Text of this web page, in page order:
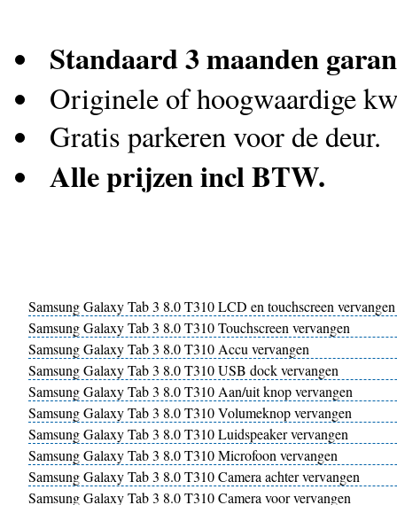
Standaard 3 maanden
Originele of hoogwaardige
Gratis parkeren voor de deur.
Alle prijzen incl BTW.
Samsung Galaxy Tab 3 8.0 T310 LCD en touchscreen vervangen
Samsung Galaxy Tab 3 8.0 T310 Touchscreen vervangen
Samsung Galaxy Tab 3 8.0 T310 Accu vervangen
Samsung Galaxy Tab 3 8.0 T310 USB dock vervangen
Samsung Galaxy Tab 3 8.0 T310 Aan/uit knop vervangen
Samsung Galaxy Tab 3 8.0 T310 Volumeknop vervangen
Samsung Galaxy Tab 3 8.0 T310 Luidspeaker vervangen
Samsung Galaxy Tab 3 8.0 T310 Microfoon vervangen
Samsung Galaxy Tab 3 8.0 T310 Camera achter vervangen
Samsung Galaxy Tab 3 8.0 T310 Camera voor vervangen